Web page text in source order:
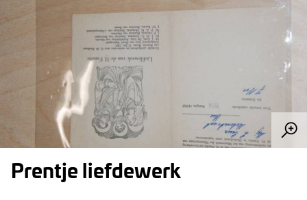
Prentje liefdewerk